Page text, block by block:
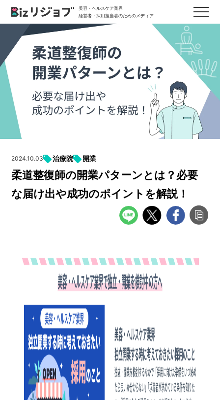
美容・ヘルスケア業界
経営者・採用担当者のためのメディア
2024.10.03 治療院 開業
柔道整復師の開業パターンとは？必要
な届け出や成功のポイントを解説！